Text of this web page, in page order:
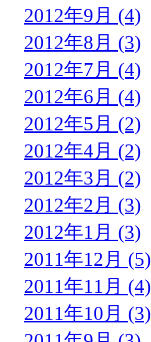
2012年9月 (4)
2012年8月 (3)
2012年7月 (4)
2012年6月 (4)
2012年5月 (2)
2012年4月 (2)
2012年3月 (2)
2012年2月 (3)
2012年1月 (3)
2011年12月 (5)
2011年11月 (4)
2011年10月 (3)